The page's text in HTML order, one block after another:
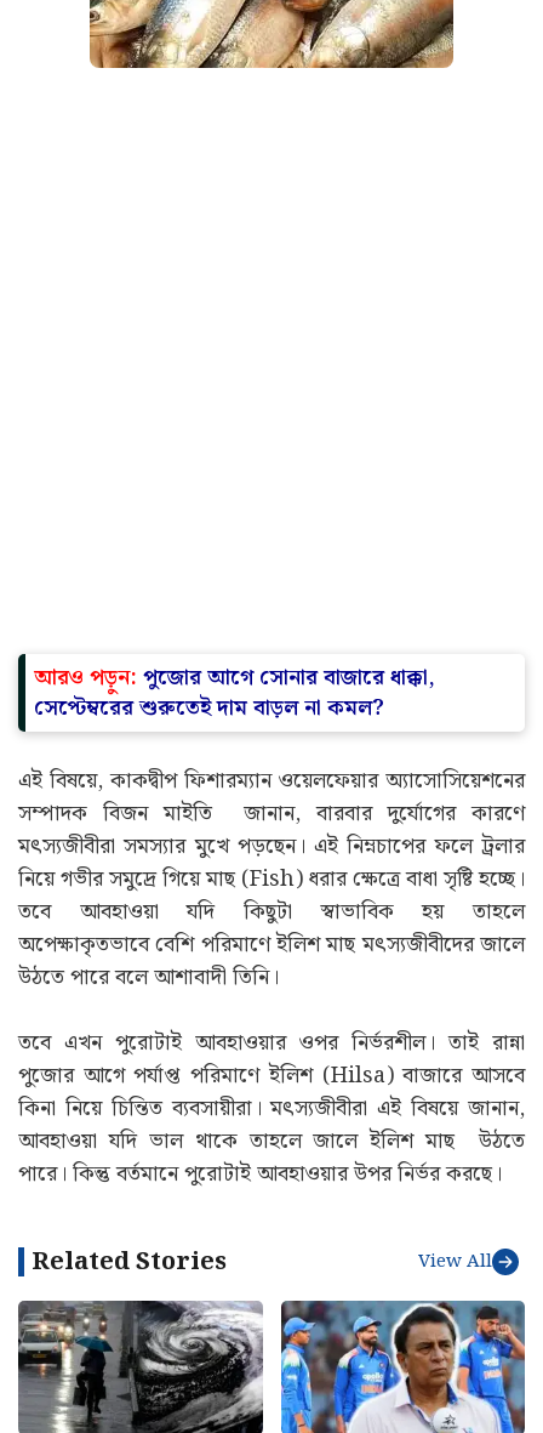
আরও পড়ুন: পুজোর আগে সোনার বাজারে ধাক্কা,
সেপ্টেম্বরের শুরুতেই দাম বাড়ল না কমল?
এই বিষয়ে, কাকদ্বীপ ফিশারম্যান ওয়েলফেয়ার অ্যাসোসিয়েশনের
সম্পাদক বিজন মাইতি জানান, বারবার দুর্যোগের কারণে
মৎস্যজীবীরা সমস্যার মুখে পড়ছেন। এই নিম্নচাপের ফলে ট্রলার
নিয়ে গভীর সমুদ্রে গিয়ে মাছ (Fish) ধরার ক্ষেত্রে বাধা সৃষ্টি হচ্ছে।
তবে আবহাওয়া যদি কিছুটা স্বাভাবিক হয় তাহলে
অপেক্ষাকৃতভাবে বেশি পরিমাণে ইলিশ মাছ মৎস্যজীবীদের জালে
উঠতে পারে বলে আশাবাদী তিনি।
তবে এখন পুরোটাই আবহাওয়ার ওপর নির্ভরশীল। তাই রান্না
পুজোর আগে পর্যাপ্ত পরিমাণে ইলিশ (Hilsa) বাজারে আসবে
কিনা নিয়ে চিন্তিত ব্যবসায়ীরা। মৎস্যজীবীরা এই বিষয়ে জানান,
আবহাওয়া যদি ভাল থাকে তাহলে জালে ইলিশ মাছ উঠতে
পারে। কিন্তু বর্তমানে পুরোটাই আবহাওয়ার উপর নির্ভর করছে।
Related Stories View All